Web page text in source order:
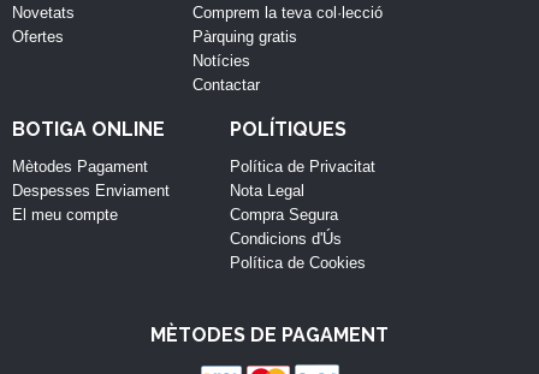
Novetats
Ofertes
Comprem la teva col·lecció
Pàrquing gratis
Notícies
Contactar
BOTIGA ONLINE
Mètodes Pagament
Despesses Enviament
El meu compte
POLÍTIQUES
Política de Privacitat
Nota Legal
Compra Segura
Condicions d'Ús
Política de Cookies
MÈTODES DE PAGAMENT